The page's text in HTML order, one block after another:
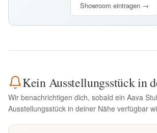
Showroom eintragen →
Kein Ausstellungsstück in
Wir benachrichtigen dich, sobald ein Aava
Ausstellungsstück in deiner Nähe verfügbar